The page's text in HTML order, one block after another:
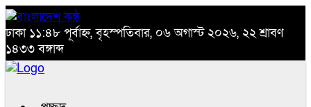
ঢাকা ১১:৪৮ পূর্বাহ্ন, বৃহস্পতিবার, ০৬ অগাস্ট ২০২৬, ২২ শ্রাবণ
১৪৩৩ বঙ্গাব্দ